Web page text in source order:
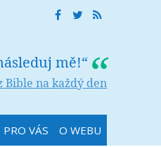
mě!“
Bible na každý den
PRO VÁS O WEBU